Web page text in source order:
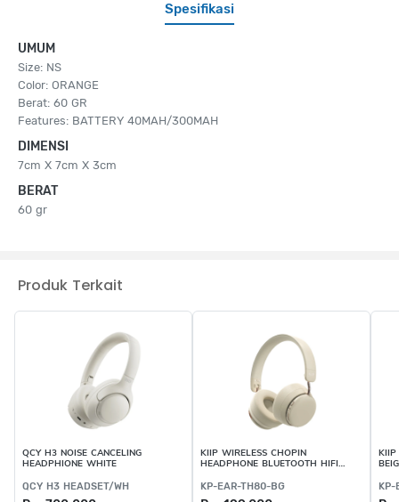
Spesifikasi
UMUM
Size: NS
Color: ORANGE
Berat: 60 GR
Features: BATTERY 40MAH/300MAH
DIMENSI
7cm X 7cm X 3cm
BERAT
60 gr
Produk Terkait
QCY H3 NOISE CANCELING
HEADPHIONE WHITE
QCY H3 HEADSET/WH
KIIP WIRELESS CHOPIN
HEADPHONE BLUETOOTH HIFI
KP-EAR-TH80-BG
KIIP
KP-